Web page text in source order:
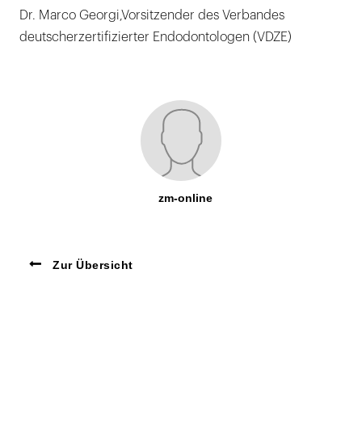
Dr. Marco Georgi,Vorsitzender des Verbandes
deutscherzertifizierter Endodontologen (VDZE)
zm-online
Zur Übersicht